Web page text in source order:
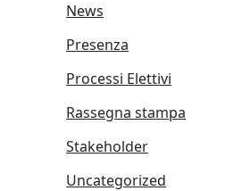
News
Presenza
Processi Elettivi
Rassegna stampa
Stakeholder
Uncategorized